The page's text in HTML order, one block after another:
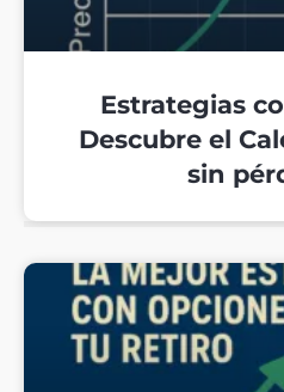
Estrategias
Descubre el
sin